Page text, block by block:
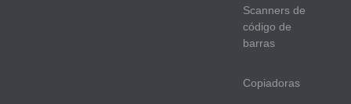
Scanners de
código de
barras
Copiadoras